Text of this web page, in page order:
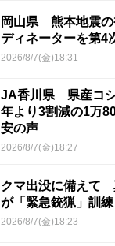
岡山県 熊本地震の
ディネーターを第4
2026/8/7(金)18:31
JA香川県 県産コ
年より3割減の1万
安の声
2026/8/7(金)18:27
クマ出没に備えて
が「緊急銃猟」訓
2026/8/7(金)18:23